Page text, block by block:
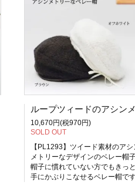
10,670円(税970円)
SOLD OUT
【PL1293】ツイード素材のアシ
メトリーなデザインのベレー帽子
帽子に慣れていない方でもきっ
手にかぶりこなせるベレー帽です